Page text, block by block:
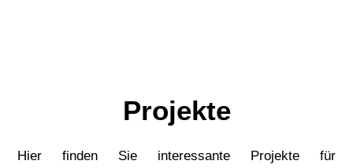
Projekte
Hier finden Sie interessante Projekte für